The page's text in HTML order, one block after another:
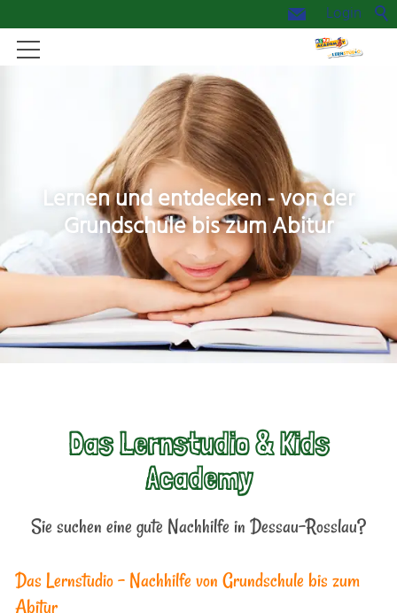
Login
Aktuelles
Das Lernstudio
Kidsacademy
Summercamp
Lernen und entdecken - von der
Grundschule bis zum Abitur
Das Lernstudio & Kids
Academy
Sie suchen eine gute Nachhilfe in Dessau-Rosslau?
Das Lernstudio - Nachhilfe von Grundschule bis zum
Abitur